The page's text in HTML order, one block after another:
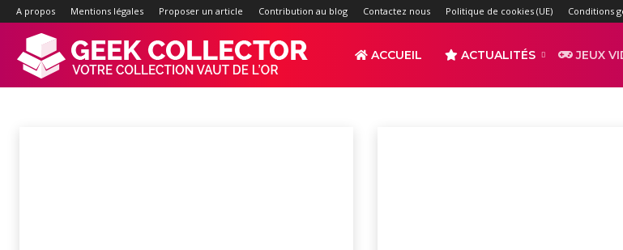
A propos Mentions légales Proposer un article Contribution au blog Contactez nous Politique de cookies (UE) Conditions
ACCUEIL ACTUALITÉS JEUX
NINTENDO SWITCH